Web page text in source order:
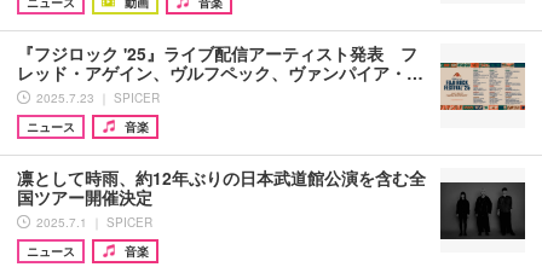
『フジロック '25』ライブ配信アーティスト発表 フ
レッド・アゲイン、ヴルフペック、ヴァンパイア・…
2025.7.23 ｜ SPICER
ニュース
音楽
凛として時雨、約12年ぶりの日本武道館公演を含む全
国ツアー開催決定
2025.7.1 ｜ SPICER
ニュース
音楽